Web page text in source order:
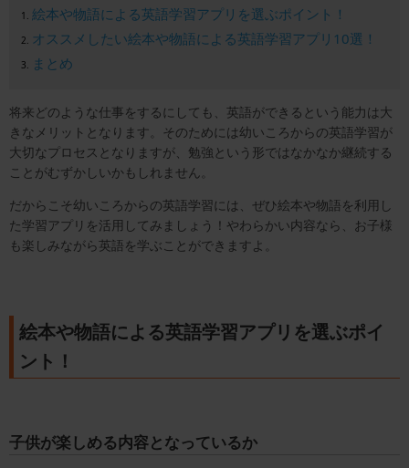
絵本や物語による英語学習アプリを選ぶポイント！
オススメしたい絵本や物語による英語学習アプリ10選！
まとめ
将来どのような仕事をするにしても、英語ができるという能力は大
きなメリットとなります。そのためには幼いころからの英語学習が
大切なプロセスとなりますが、勉強という形ではなかなか継続する
ことがむずかしいかもしれません。
だからこそ幼いころからの英語学習には、ぜひ絵本や物語を利用し
た学習アプリを活用してみましょう！やわらかい内容なら、お子様
も楽しみながら英語を学ぶことができますよ。
絵本や物語による英語学習アプリを選ぶポイ
ント！
子供が楽しめる内容となっているか